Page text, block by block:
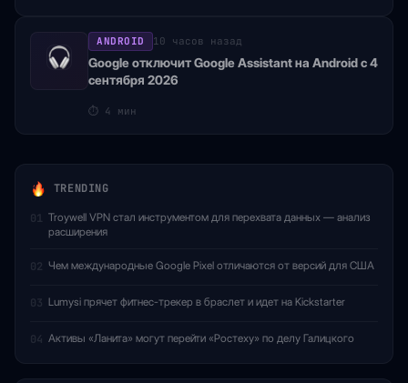
ANDROID 10 часов назад
Google отключит Google Assistant на Android с 4
сентября 2026
⏱ 4 мин
TRENDING
01 Troywell VPN стал инструментом для перехвата данных — анализ
расширения
02 Чем международные Google Pixel отличаются от версий для США
03 Lumysi прячет фитнес-трекер в браслет и идет на Kickstarter
04 Активы «Ланита» могут перейти «Ростеху» по делу Галицкого